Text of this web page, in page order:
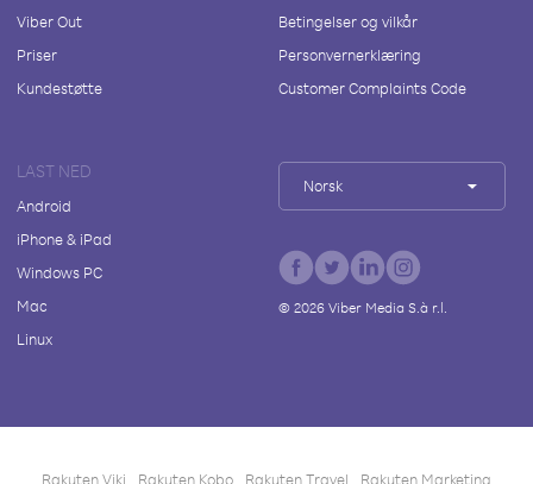
Viber Out
Priser
Kundestøtte
Betingelser og vilkår
Personvernerklæring
Customer Complaints Code
LAST NED
Android
iPhone & iPad
Windows PC
Mac
Linux
Norsk
© 2026Viber Media S.à r.l.
Rakuten Viki Rakuten Kobo Rakuten Travel Rakuten Marketing